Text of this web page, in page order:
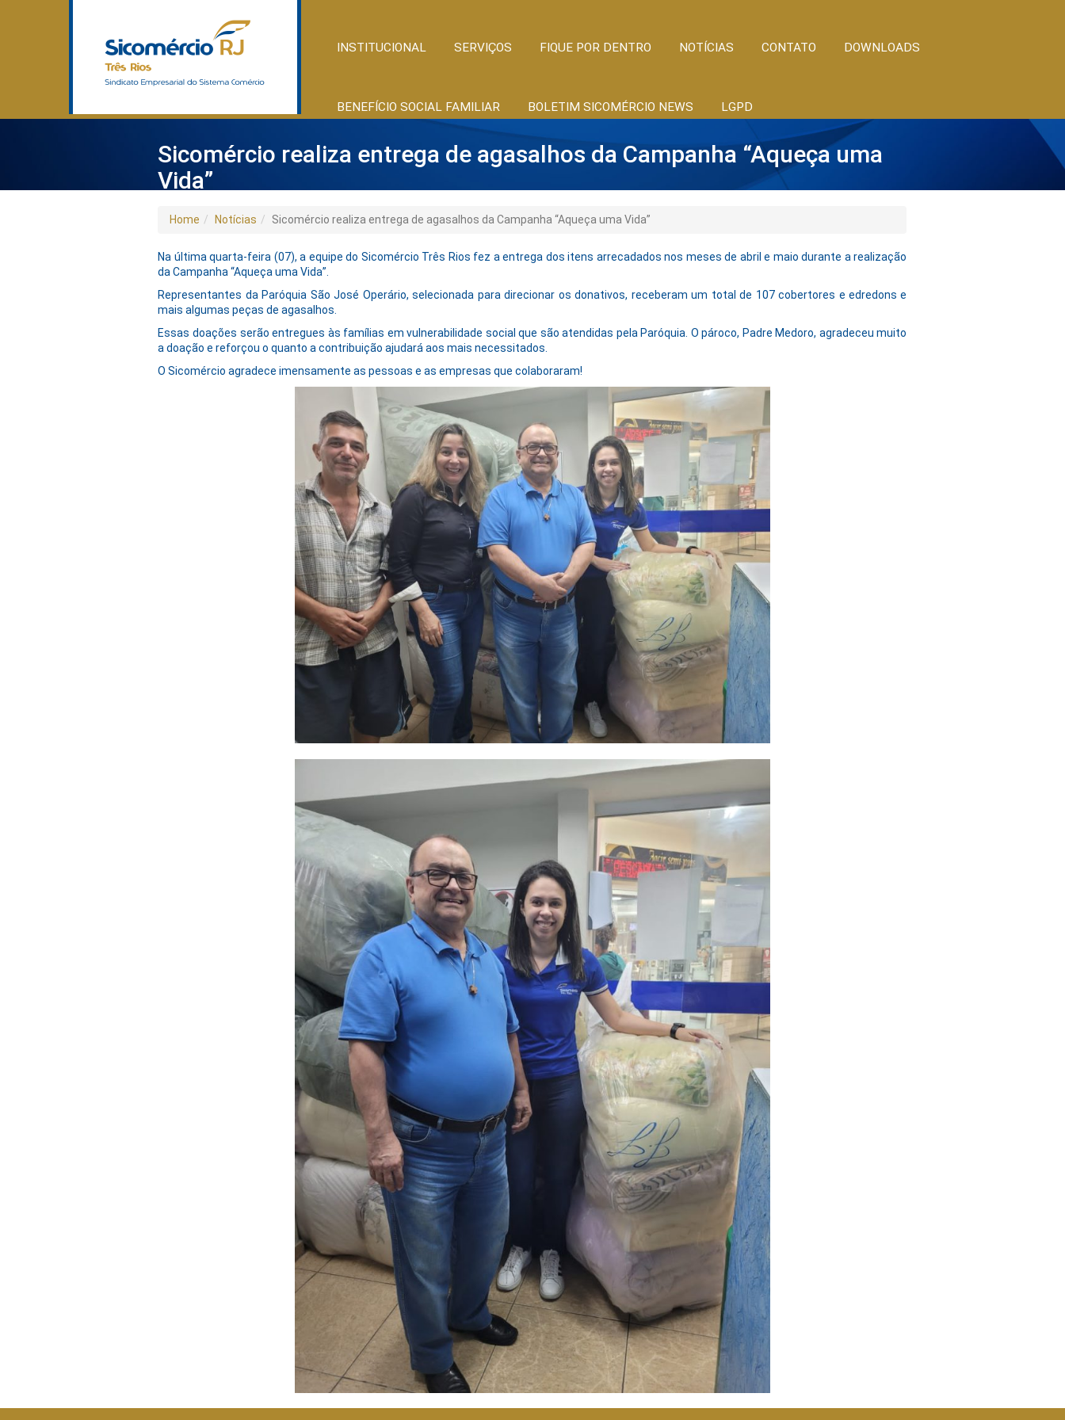
INSTITUCIONAL SERVIÇOS FIQUE POR DENTRO NOTÍCIAS CONTATO DOWNLOADS
BENEFÍCIO SOCIAL FAMILIAR BOLETIM SICOMÉRCIO NEWS LGPD
Sicomércio realiza entrega de agasalhos da Campanha “Aqueça uma
Vida”
Home Notícias Sicomércio realiza entrega de agasalhos da Campanha “Aqueça uma Vida”
Na última quarta-feira (07), a equipe do Sicomércio Três Rios fez a entrega dos itens arrecadados nos meses de abril e maio durante a realização
da Campanha “Aqueça uma Vida”.
Representantes da Paróquia São José Operário, selecionada para direcionar os donativos, receberam um total de 107 cobertores e edredons e
mais algumas peças de agasalhos.
Essas doações serão entregues às famílias em vulnerabilidade social que são atendidas pela Paróquia. O pároco, Padre Medoro, agradeceu muito
a doação e reforçou o quanto a contribuição ajudará aos mais necessitados.
O Sicomércio agradece imensamente as pessoas e as empresas que colaboraram!